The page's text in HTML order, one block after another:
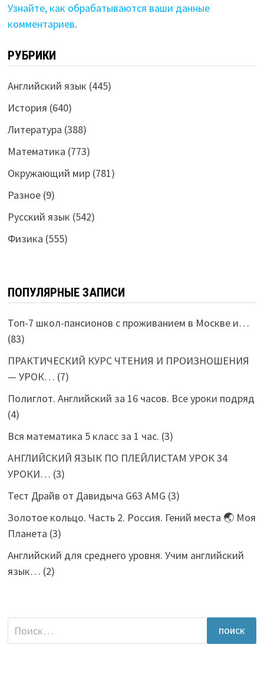
Узнайте, как обрабатываются ваши данные
комментариев.
РУБРИКИ
Английский язык (445)
История (640)
Литература (388)
Математика (773)
Окружающий мир(781)
Разное(9)
Русский язык (542)
Физика (555)
ПОПУЛЯРНЫЕ ЗАПИСИ
Топ-7 школ-пансионов с проживанием в Москве и…
(83)
ПРАКТИЧЕСКИЙ КУРС ЧТЕНИЯ И ПРОИЗНОШЕНИЯ
— УРОК… (7)
Полиглот. Английский за 16 часов. Все уроки подряд
(4)
Вся математика 5 класс за 1 час. (3)
АНГЛИЙСКИЙ ЯЗЫК ПО ПЛЕЙЛИСТАМ УРОК 34
УРОКИ… (3)
Тест Драйв от Давидыча G63 AMG (3)
Золотое кольцо. Часть 2. Россия. Гений места 🌏 Моя
Планета (3)
Английский для среднего уровня. Учим английский
язык… (2)
Найти: